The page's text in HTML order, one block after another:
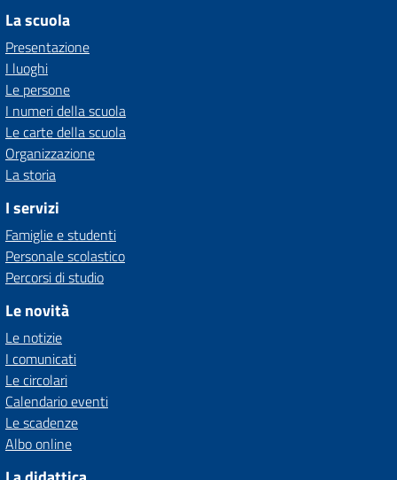
La scuola
Presentazione
I luoghi
Le persone
I numeri della scuola
Le carte della scuola
Organizzazione
La storia
I servizi
Famiglie e studenti
Personale scolastico
Percorsi di studio
Le novità
Le notizie
I comunicati
Le circolari
Calendario eventi
Le scadenze
Albo online